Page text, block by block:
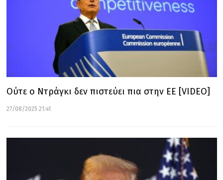
Ούτε ο Ντράγκι δεν πιστεύει πια στην ΕΕ [VIDEO]
27/08/2025 21:41